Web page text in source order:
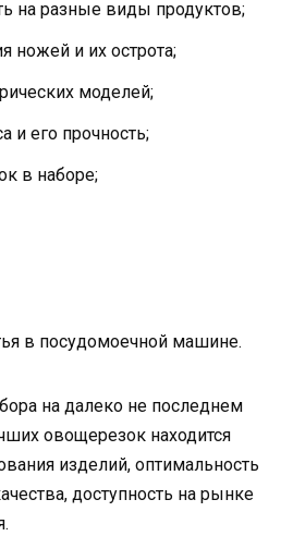
на разные виды продуктов;
ножей и их острота;
моделей;
и его прочность;
в наборе;
в посудомоечной машине.
на далеко не последнем
овощерезок находится
изделий, оптимальность
доступность на рынке